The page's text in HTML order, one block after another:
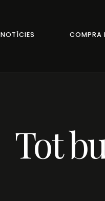
NOTÍCIES COMPRA
Tot